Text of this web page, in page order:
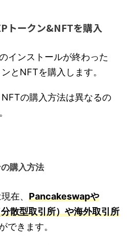
トークン&NFTを購入
インストールが終わった
とNFTを購入します。
の購入方法は異なるの
購入方法
在、 Pancakeswapや
散型取引所）や海外取引所
できます。